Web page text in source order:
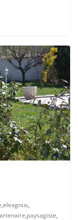
,eleagnus,
,paysagiste,